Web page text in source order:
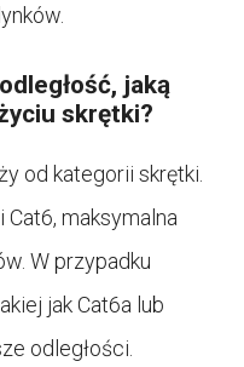
jaką
skrętki?
od kategorii skrętki.
Cat6, maksymalna
W przypadku
jak Cat6a lub
odległości.